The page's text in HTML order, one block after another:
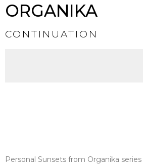
ORGANIKA
CONTINUATION
Personal Sunsets from Organika series